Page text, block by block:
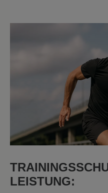
Bewertung mit 5 von
So einen starren &
habe ich noch nie
schon beim
Daher wieder
Bewertung. Wir
Passformen, um den
Bedürfnissen
LEISTUNG: